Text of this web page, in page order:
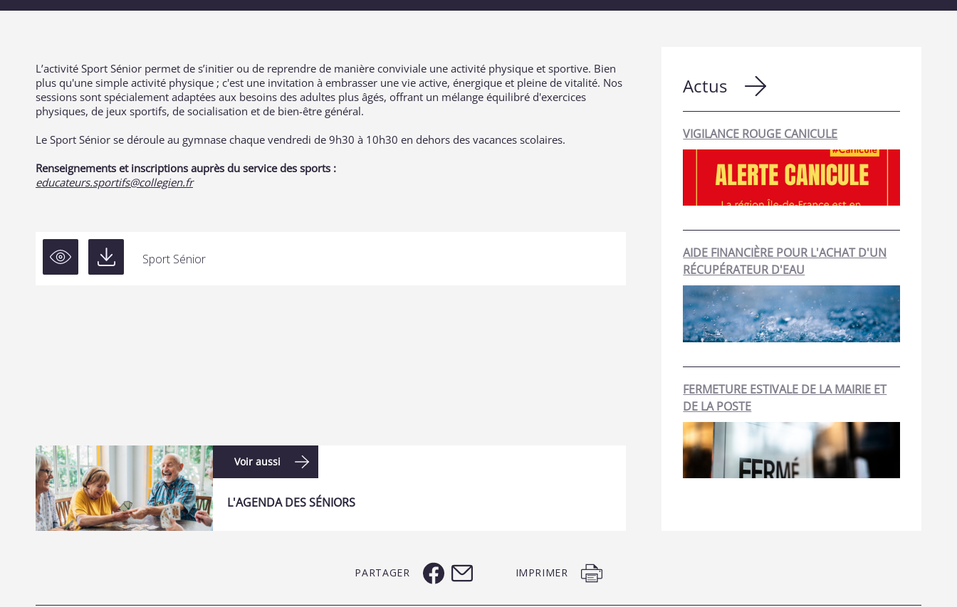
L’activité Sport Sénior permet de s’initier ou de reprendre de manière conviviale une activité physique et sportive. Bien
plus qu'une simple activité physique ; c'est une invitation à embrasser une vie active, énergique et pleine de vitalité. Nos
sessions sont spécialement adaptées aux besoins des adultes plus âgés, offrant un mélange équilibré d'exercices
physiques, de jeux sportifs, de socialisation et de bien-être général.
Le Sport Sénior se déroule au gymnase chaque vendredi de 9h30 à 10h30 en dehors des vacances scolaires.
Renseignements et inscriptions auprès du service des sports :
educateurs.sportifs@collegien.fr
Sport Sénior
Voir aussi
L'AGENDA DES SÉNIORS
Actus
VIGILANCE ROUGE CANICULE
AIDE FINANCIÈRE POUR L'ACHAT D'UN
RÉCUPÉRATEUR D'EAU
FERMETURE ESTIVALE DE LA MAIRIE ET
DE LA POSTE
PARTAGER IMPRIMER